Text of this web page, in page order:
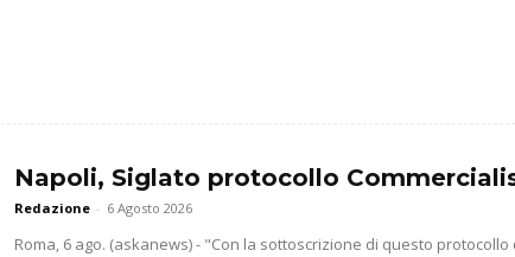
Napoli, Siglato protocollo
Redazione - 6 Agosto 2026
Roma, 6 ago. (askanews) - "Con la sottoscrizione di questo